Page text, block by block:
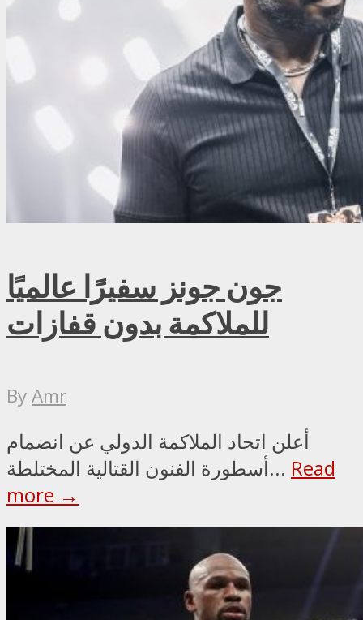
جون جونز سفيرًا عالميًا
للملاكمة بدون قفازات
ByAmr
أعلن اتحاد الملاكمة الدولي عن انضمام
أسطورة الفنون القتالية المختلطة... Read
more →